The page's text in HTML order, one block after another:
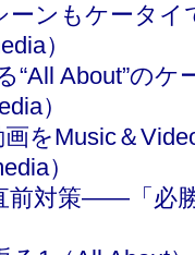
ーンもケータ
）
“All About”の
）
画をMusic＆
）
前対策――「必